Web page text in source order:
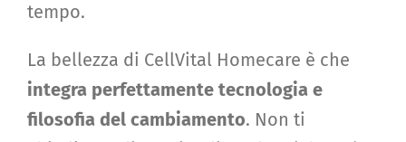
tempo.
La bellezza di CellVital Homecare è che
integra perfettamente tecnologia e
filosofia del cambiamento. Non ti